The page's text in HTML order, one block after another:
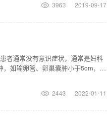
3963 2019-09-17
者通常没有意识症状，通常是妇科
如输卵管、卵巢囊肿小于5cm，一
2443 2022-01-11